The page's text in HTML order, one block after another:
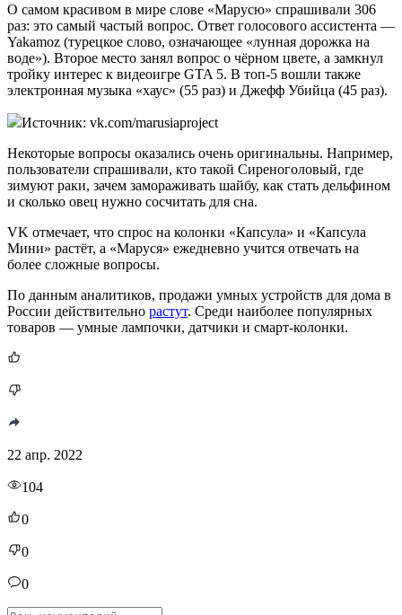
О самом красивом в мире слове «Марусю» спрашивали 306
раз: это самый частый вопрос. Ответ голосового ассистента —
Yakamoz (турецкое слово, означающее «лунная дорожка на
воде»). Второе место занял вопрос о чёрном цвете, а замкнул
тройку интерес к видеоигре GTA 5. В топ-5 вошли также
электронная музыка «хаус» (55 раз) и Джефф Убийца (45 раз).
Источник: vk.com/marusiaproject
Некоторые вопросы оказались очень оригинальны. Например,
пользователи спрашивали, кто такой Сиреноголовый, где
зимуют раки, зачем замораживать шайбу, как стать дельфином
и сколько овец нужно сосчитать для сна.
VK отмечает, что спрос на колонки «Капсула» и «Капсула
Мини» растёт, а «Маруся» ежедневно учится отвечать на
более сложные вопросы.
По данным аналитиков, продажи умных устройств для дома в
России действительно растут. Среди наиболее популярных
товаров — умные лампочки, датчики и смарт-колонки.
22 апр. 2022
104
0
0
0